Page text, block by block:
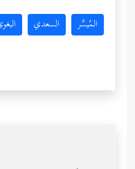
المُيسَّر السعدي